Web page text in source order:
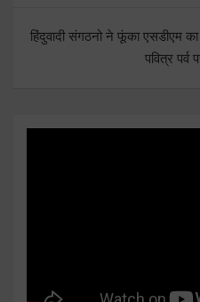
हिंदुवादी संगठनो ने फूंका एसडीएम
पवित्र